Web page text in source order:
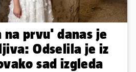
na prvu' danas je
Odselila je iz
sad izgleda